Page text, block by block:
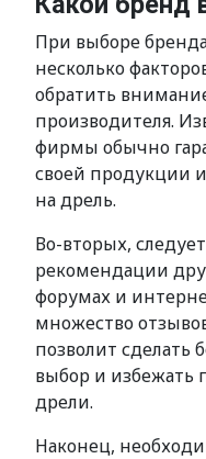
При выборе
несколько
обратить
производителя.
фирмы обычно
своей продукции
на дрель.
Во-вторых,
рекомендации
форумах и
множество
позволит
выбор и избежать
дрели.
Наконец,